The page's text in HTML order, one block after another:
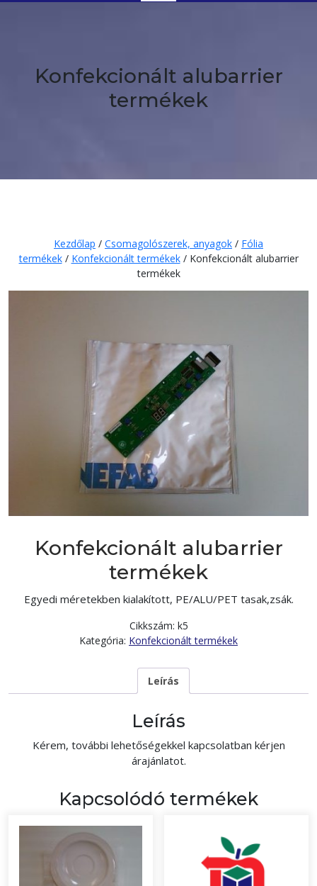
Button
Konfekcionált alubarrier
termékek
Kezdőlap / Csomagolószerek, anyagok / Fólia
termékek/ Konfekcionált termékek/ Konfekcionált alubarrier
termékek
Konfekcionált alubarrier
termékek
Egyedi méretekben kialakított, PE/ALU/PET tasak,zsák.
Cikkszám: k5
Kategória: Konfekcionált termékek
Leírás
Leírás
Kérem, további lehetőségekkel kapcsolatban kérjen
árajánlatot.
Kapcsolódó termékek